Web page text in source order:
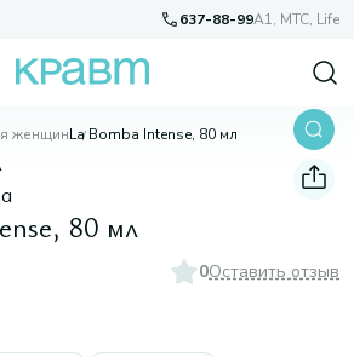
637-88-99A1, МТС, Life
женщинLa Bomba Intense, 80 мл
80 мл
0Оставить отзыв